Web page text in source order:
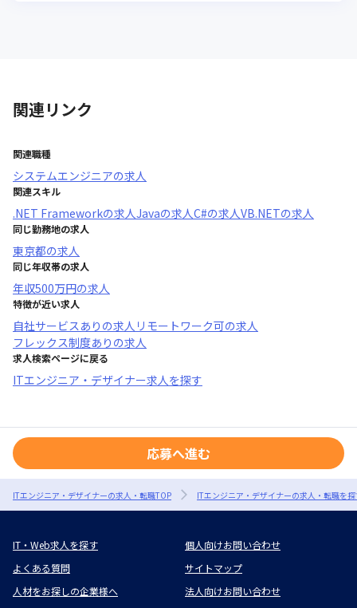
関連リンク
関連職種
システムエンジニアの求人
関連スキル
.NET Frameworkの求人Javaの求人C#の求人VB.NETの求人
同じ勤務地の求人
東京都の求人
同じ年収帯の求人
年収500万円の求人
特徴が近い求人
自社サービスあり の求人 リモートワーク可の求人
フレックス制度あり の求人
求人検索ページに戻る
ITエンジニア・デザイナー求人を探す
応募へ進む
ITエンジニア・デザイナーの求人・転職TOP ITエンジニア・デザイナーの求人・転職を
IT・Web求人を探す
個人向けお問い合わせ
よくある質問
サイトマップ
人材をお探しの企業様へ
法人向けお問い合わせ